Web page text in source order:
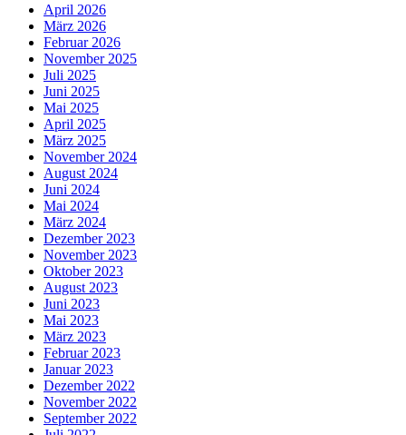
April 2026
März 2026
Februar 2026
November 2025
Juli 2025
Juni 2025
Mai 2025
April 2025
März 2025
November 2024
August 2024
Juni 2024
Mai 2024
März 2024
Dezember 2023
November 2023
Oktober 2023
August 2023
Juni 2023
Mai 2023
März 2023
Februar 2023
Januar 2023
Dezember 2022
November 2022
September 2022